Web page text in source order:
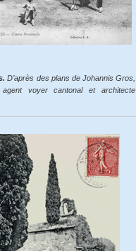
D’après des plans de Johannis Gros,
agent voyer cantonal et architecte